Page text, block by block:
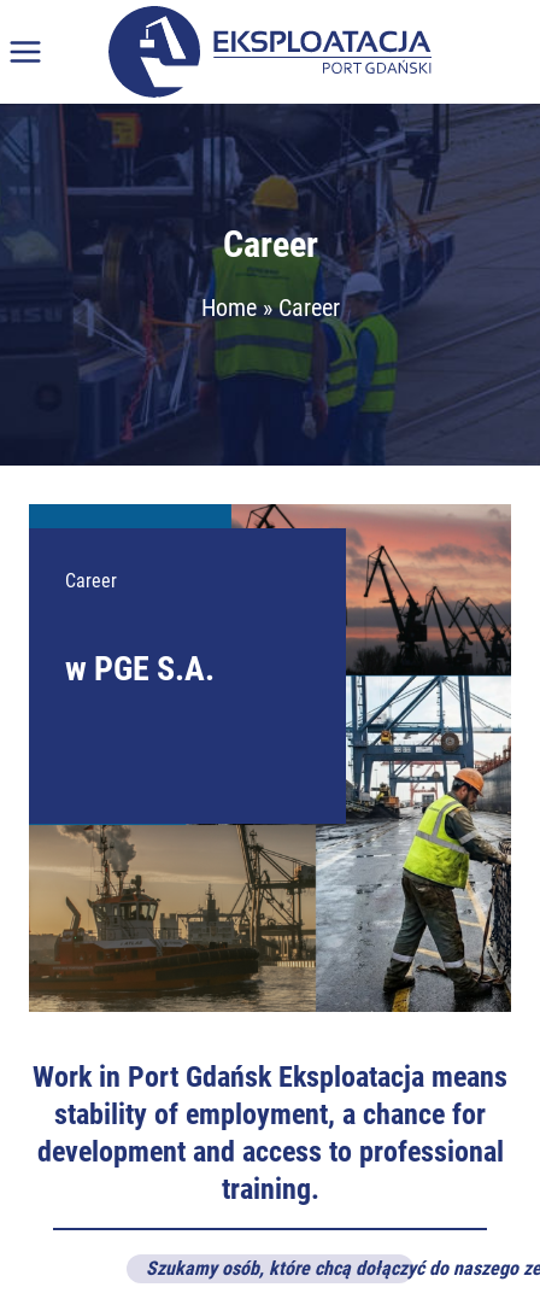
to
Career
Home»Career
Career
w PGE S.A.
Work in Port Gdańsk Eksploatacja means
stability of employment, a chance for
development and access to professional
training.
Szukamy osób, które chcą dołączyć do naszego